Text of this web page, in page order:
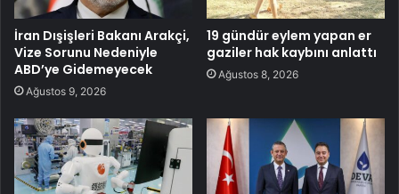
İran Dışişleri Bakanı Arakçi,
Vize Sorunu Nedeniyle
ABD’ye Gidemeyecek
Ağustos 9, 2026
19 gündür eylem yapan er
gaziler hak kaybını anlattı
Ağustos 8, 2026